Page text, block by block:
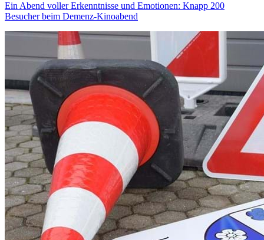
Ein Abend voller Erkenntnisse und Emotionen: Knapp 200
Besucher beim Demenz-Kinoabend